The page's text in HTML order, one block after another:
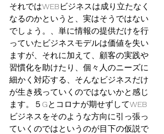
それではWEBビジネスは成り立たなく
なるのかというと、実はそうではない
でしょう。、単に情報の提供だけを行
っていたビジネスモデルは価値を失い
ますが、それに加えて、顧客の実践や
習慣化を助けたり、個々人のニーズに
細かく対応する、そんなビジネスだけ
が生き残っていくのではないかと感じ
ます。５Gとコロナが期せずしてWEB
ビジネスをそのような方向に引っ張っ
ていくのではというのが目下の仮説で